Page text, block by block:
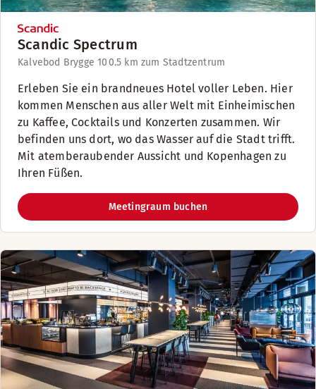
Scandic Spectrum
Kalvebod Brygge 100.5 km zum Stadtzentrum
Erleben Sie ein brandneues Hotel voller Leben. Hier
kommen Menschen aus aller Welt mit Einheimischen
zu Kaffee, Cocktails und Konzerten zusammen. Wir
befinden uns dort, wo das Wasser auf die Stadt trifft.
Mit atemberaubender Aussicht und Kopenhagen zu
Ihren Füßen.
Meetingraum buchen